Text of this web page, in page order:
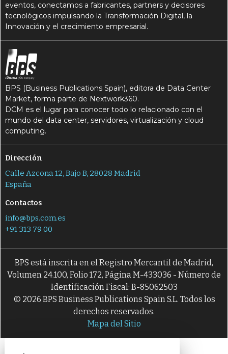
eventos, conectamos a fabricantes, partners y decisores
tecnológicos impulsando la Transformación Digital, la
Innovación y el crecimiento empresarial.
BPS (Business Publications Spain), editora de Data Center
Market, forma parte de Nextwork360.
DCM es el lugar para conocer todo lo relacionado con el
mundo del data center, servidores, virtualización y cloud
computing.
Dirección
Calle Azcona 12, Bajo B, 28028 Madrid
España
Contactos
info@bps.com.es
+91 313 79 00
BPS está inscrita en el Registro Mercantil de Madrid,
Volumen 24.100, Folio 172, Página M-433036 - Número de
Identificación Fiscal: B-85062503
© 2026 BPS Business Publications Spain S.L. Todos los
derechos reservados.
Mapa del Sitio